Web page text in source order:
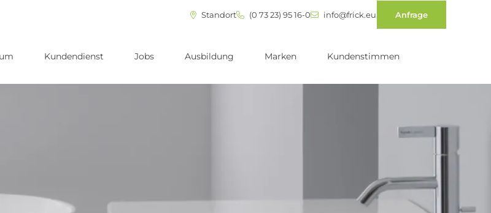
Standort (0 73 23) 95 16-0 info@frick.eu Anfrage
Kundendienst Jobs Ausbildung Marken Kundenstimmen